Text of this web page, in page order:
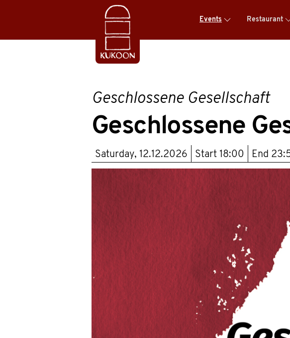
Events Restaurant
Geschlossene Gesellschaft
Geschlossene
Saturday, 12.12.2026 Start 18:00 End